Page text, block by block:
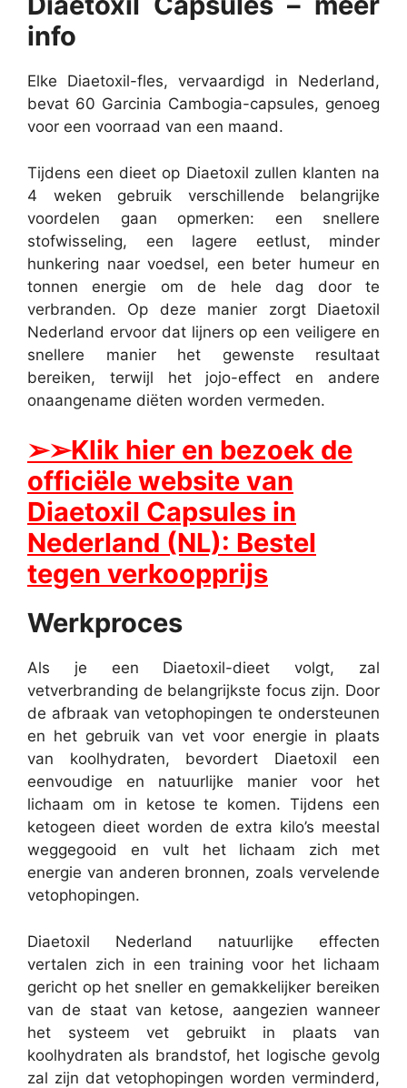
info
Elke Diaetoxil-fles, vervaardigd in Nederland,
bevat 60 Garcinia Cambogia-capsules, genoeg
voor een voorraad van een maand.
Tijdens een dieet op Diaetoxil zullen klanten na
4 weken gebruik verschillende belangrijke
voordelen gaan opmerken: een snellere
stofwisseling, een lagere eetlust, minder
hunkering naar voedsel, een beter humeur en
tonnen energie om de hele dag door te
verbranden. Op deze manier zorgt Diaetoxil
Nederland ervoor dat lijners op een veiligere en
snellere manier het gewenste resultaat
bereiken, terwijl het jojo-effect en andere
onaangename diëten worden vermeden.
➢➢Klik hier en bezoek de
officiële website van
Diaetoxil Capsules in
Nederland (NL): Bestel
tegen verkoopprijs
Werkproces
Als je een Diaetoxil-dieet volgt, zal
vetverbranding de belangrijkste focus zijn. Door
de afbraak van vetophopingen te ondersteunen
en het gebruik van vet voor energie in plaats
van koolhydraten, bevordert Diaetoxil een
eenvoudige en natuurlijke manier voor het
lichaam om in ketose te komen. Tijdens een
ketogeen dieet worden de extra kilo’s meestal
weggegooid en vult het lichaam zich met
energie van anderen bronnen, zoals vervelende
vetophopingen.
Diaetoxil Nederland natuurlijke effecten
vertalen zich in een training voor het lichaam
gericht op het sneller en gemakkelijker bereiken
van de staat van ketose, aangezien wanneer
het systeem vet gebruikt in plaats van
koolhydraten als brandstof, het logische gevolg
zal zijn dat vetophopingen worden verminderd,